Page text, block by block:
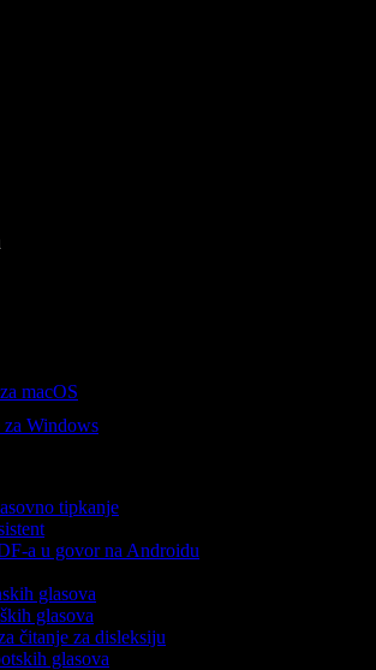
macOS
za Windows
tipkanje
a u govor na Androidu
glasova
glasova
čitanje za disleksiju
glasova